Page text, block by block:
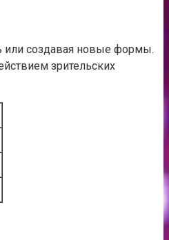
или создавая новые формы.
зрительских